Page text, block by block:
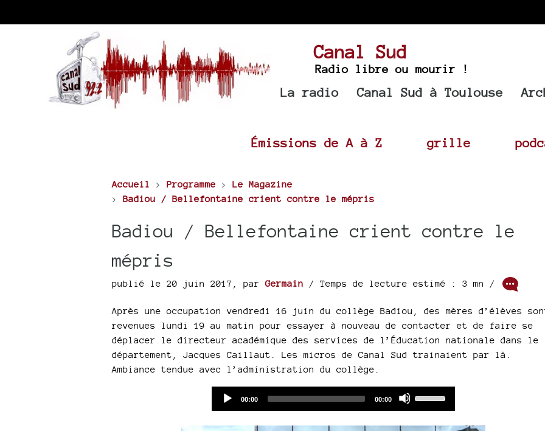
Canal Sud
Radio libre ou mourir !
La radio Canal Sud à Toulouse
Émissions de A à Z grille
Accueil > Programme > Le Magazine
> Badiou / Bellefontaine crient contre le mépris
Badiou / Bellefontaine crient contre le
mépris
publié le 20 juin 2017 parGermain / Temps de lecture estimé : 3 mn /
Après une occupation vendredi 16 juin du collège Badiou, des mères d’élèves
revenues lundi 19 au matin pour essayer à nouveau de contacter et de faire se
déplacer le directeur académique des services de l’Éducation nationale dans le
département, Jacques Caillaut. Les micros de Canal Sud trainaient par là.
Ambiance tendue avec l’administration du collège.
Current
00:00
Total
00:00